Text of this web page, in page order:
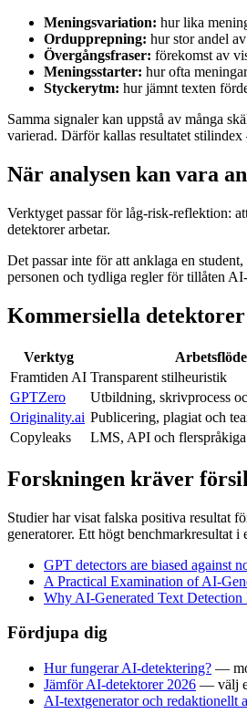
Meningsvariation: hur lika
Ordupprepning: hur stor andel
Övergångsfraser: förekomst av
Meningsstarter: hur ofta
Styckerytm: hur jämnt texten
Samma signaler kan uppstå av många
varierad. Därför kallas resultatet
När analysen kan vara
Verktyget passar för låg-risk-reflektion:
detektorer arbetar.
Det passar inte för att anklaga en
personen och tydliga regler för tillåten AI-
Kommersiella
Verktyg Arbetsflöde
Framtiden AI Transparent stilheuristik
GPTZero
Utbildning, skrivprocess
Originality.ai Publicering, plagiat och
Copyleaks
LMS, API och
Forskningen kräver
Studier har visat falska positiva resultat
generatorer. Ett högt benchmarkresultat
GPT detectors are biased against
A Practical Examination of AI-
Why AI-Generated Text
Fördjupa dig
Hur fungerar AI-detektering? —
Jämför AI-detektorer 2026 — välj
AI-textgenerator och redaktionellt